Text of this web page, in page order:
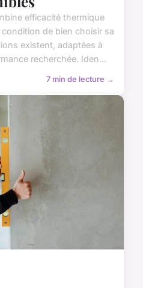
efficacité thermique
de bien choisir sa
existent, adaptées à
recherchée. Iden...
7 min de lecture →